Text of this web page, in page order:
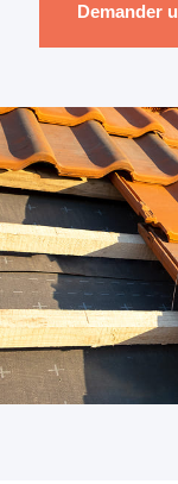
Demander